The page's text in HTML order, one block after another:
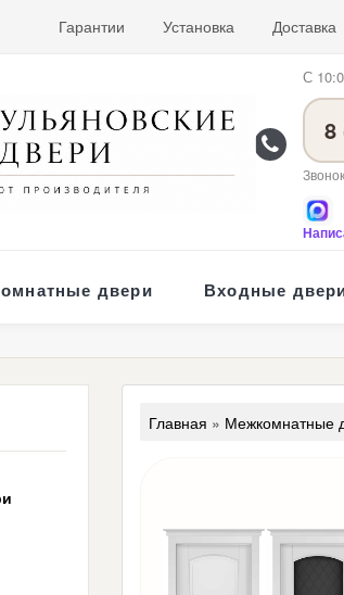
Гарантии Установка Доставка
С
8
двери Входные
Главная » Межкомнатные